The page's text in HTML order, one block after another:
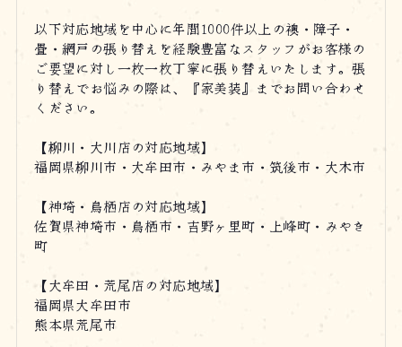
以下対応地域を中心に年間1000件以上の襖・障子・
畳・網戸の張り替えを経験豊富なスタッフがお客様の
ご要望に対し一枚一枚丁寧に張り替えいたします。張
り替えでお悩みの際は、『家美装』までお問い合わせ
ください。
【柳川・大川店の対応地域】
福岡県柳川市・大牟田市・みやま市・筑後市・大木市
【神埼・鳥栖店の対応地域】
佐賀県神埼市・鳥栖市・吉野ヶ里町・上峰町・みやき
町
【大牟田・荒尾店の対応地域】
福岡県大牟田市
熊本県荒尾市